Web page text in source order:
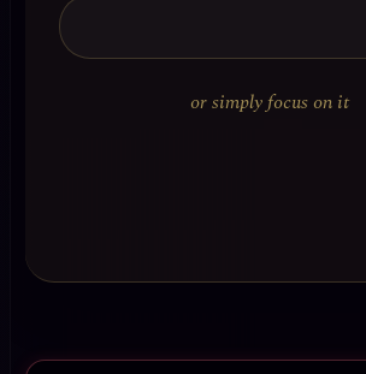
or simply focus on it